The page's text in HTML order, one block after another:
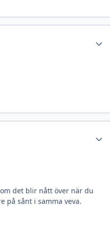
det blir nått över när du
på sånt i samma veva.